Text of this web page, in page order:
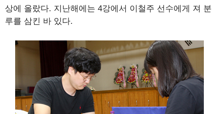
상에 올랐다. 지난해에는 4강에서 이철주 선수에게 져 분
루를 삼킨 바 있다.